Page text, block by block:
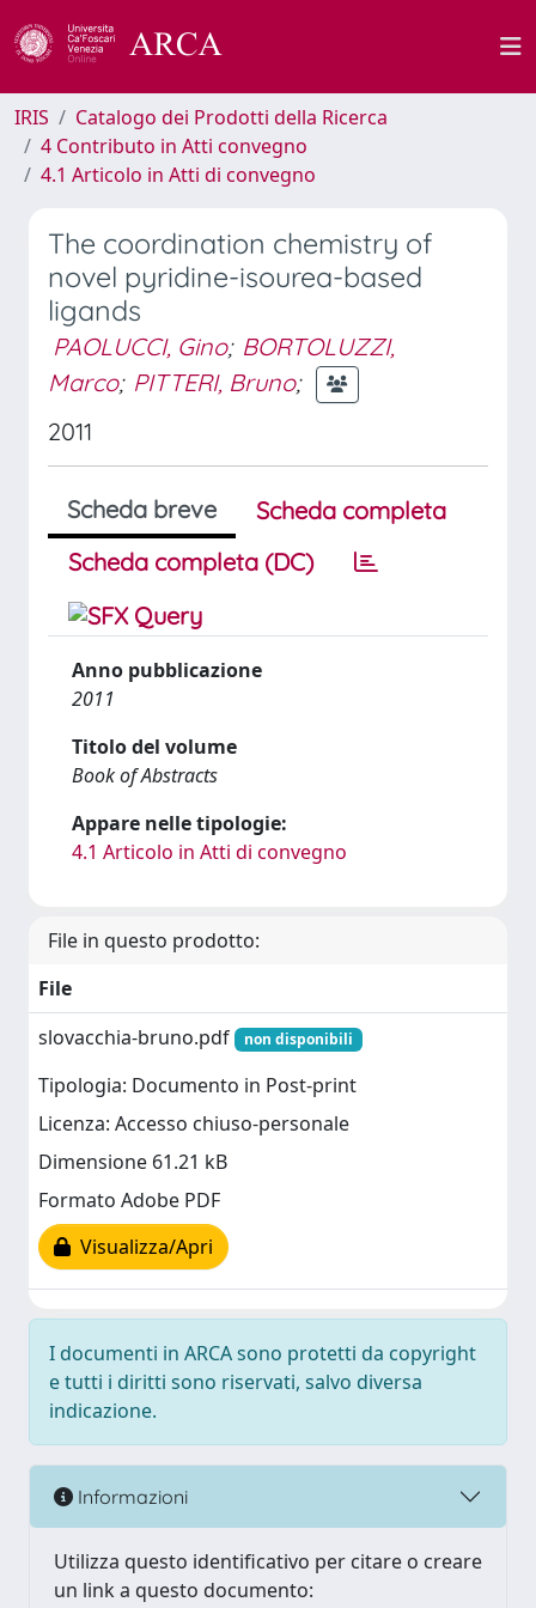
IRIS
Catalogo dei Prodotti della Ricerca
4 Contributo in Atti convegno
4.1 Articolo in Atti di convegno
The coordination chemistry of
novel pyridine-isourea-based
ligands
PAOLUCCI, Gino; BORTOLUZZI,
Marco; PITTERI, Bruno;
2011
Scheda breve
Scheda completa
Scheda completa (DC)
Anno pubblicazione
2011
Titolo del volume
Book of Abstracts
Appare nelle tipologie:
4.1 Articolo in Atti di convegno
File in questo prodotto:
File
slovacchia-bruno.pdf
non disponibili
Tipologia: Documento in Post-print
Licenza: Accesso chiuso-personale
Dimensione 61.21 kB
Formato Adobe PDF
Visualizza/Apri
I documenti in ARCA sono protetti da copyright
e tutti i diritti sono riservati, salvo diversa
indicazione.
Informazioni
Utilizza questo identificativo per citare o creare
un link a questo documento: